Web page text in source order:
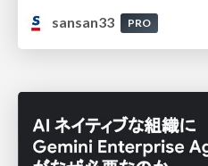
sansan33
PRO